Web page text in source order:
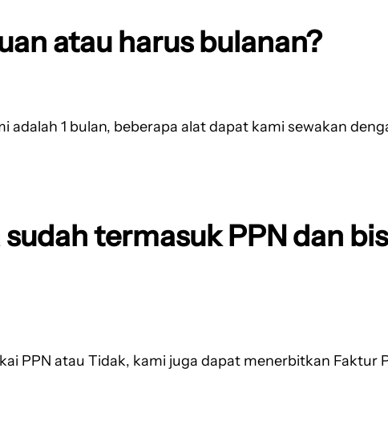
atau harus bulanan?
adalah 1 bulan, beberapa alat dapat kami sewakan
termasuk PPN dan
PPN atau Tidak, kami juga dapat menerbitkan Faktur